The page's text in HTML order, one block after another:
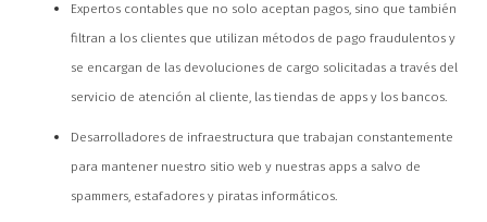
Expertos contables que no solo aceptan pagos, sino que también
filtran a los clientes que utilizan métodos de pago fraudulentos y
se encargan de las devoluciones de cargo solicitadas a través del
servicio de atención al cliente, las tiendas de apps y los bancos.
Desarrolladores de infraestructura que trabajan constantemente
para mantener nuestro sitio web y nuestras apps a salvo de
spammers, estafadores y piratas informáticos.